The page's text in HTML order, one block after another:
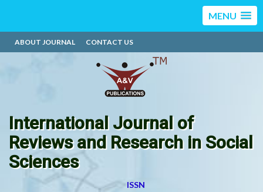
MENU
ABOUT JOURNAL CONTACT US
International Journal of
Reviews and Research in Social
Sciences
ISSN